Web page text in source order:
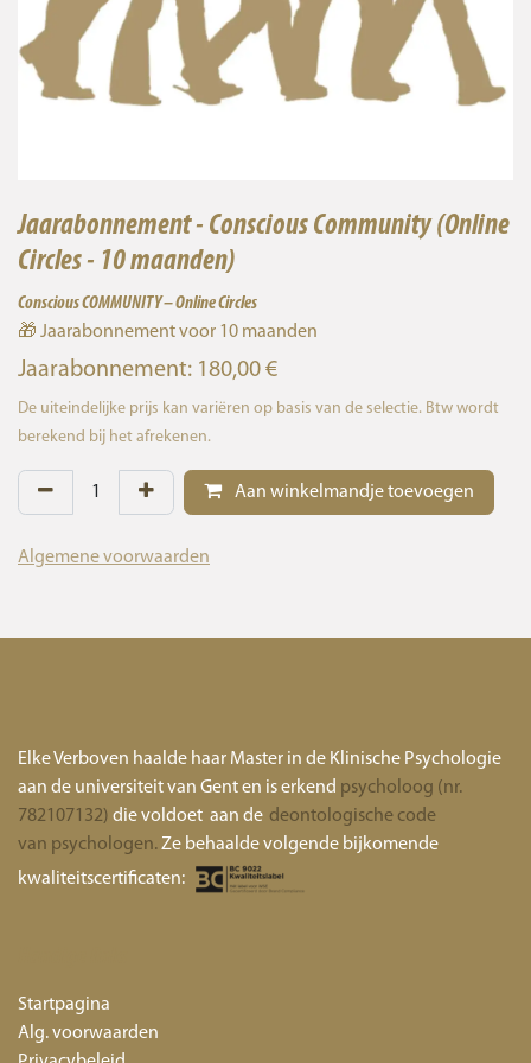
Jaarabonnement - Conscious Community (Online
Circles - 10 maanden)
Conscious COMMUNITY – Online Circles
🎁 Jaarabonnement voor 10 maanden
Jaarabonnement: 180,00 €
De uiteindelijke prijs kan variëren op basis van de selectie. Btw wordt
berekend bij het afrekenen.
Aan winkelmandje toevoegen
Algemene voorwaarden
Elke Verboven haalde haar Master in de Klinische Psychologie
aan de universiteit van Gent en is erkend psycholoog (nr.
782107132) die voldoet aan de deontologische code
van psychologen.Ze behaalde volgende bijkomende
kwaliteitscertificaten:
Startpagina
Alg. voorwaarden